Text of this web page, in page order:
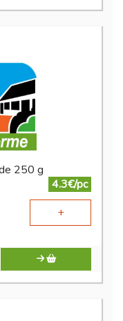
250 g
4.3€/pc
+